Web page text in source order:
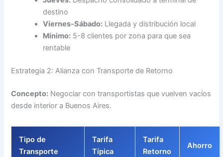
destino
Viernes-Sábado: Llegada y distribución local
Mínimo: 5-8 clientes por zona para que sea
rentable
Estrategia 2: Alianza con Transporte de Retorno
Concepto: Negociar con transportistas que vuelven vacíos
desde interior a Buenos Aires.
Tipo de
Transporte
Tarifa
Típica
Tarifa
Retorno
Ahorro